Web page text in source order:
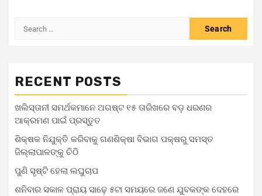
RECENT POSTS
ଖଲିସ୍ତାନୀ ସମର୍ଥକମାନେ ଅଗଷ୍ଟ ୧୫ ତାରିଖରେ ବଡ଼ ଧରଣର
ଆକ୍ରମଣ ପାଇଁ ପ୍ରସ୍ତୁତ
ଶିକ୍ଷକ ନିଯୁକ୍ତି କରିବାକୁ ଗଣଶିକ୍ଷା ବିଭାଗ ପକ୍ଷରୁ ସମସ୍ତ
ଜିଲ୍ଲାପାଳଙ୍କୁ ଚିଠି
ପୁଣି ସୃଷ୍ଟି ହେଲା ଲଘୁଚାପ
ଶନିବାର ସକାଳ ପ୍ରାୟ ସାଢ଼େ ୫ଟା ସମୟରେ ଜଣେ ଯୁବକଙ୍କ ଦେହରେ